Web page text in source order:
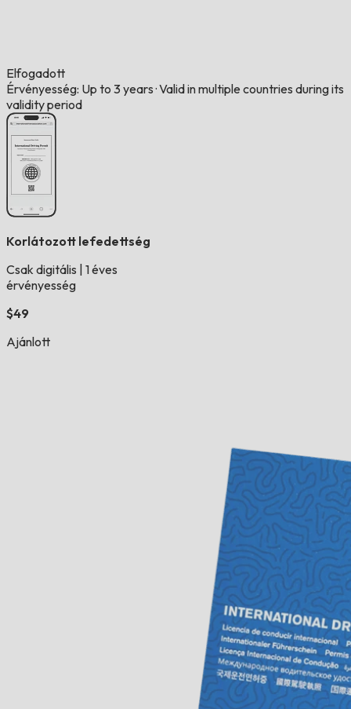
Elfogadott
Érvényesség: Up to 3 years ·Valid in multiple countries during its
validity period
Korlátozott lefedettség
Csak digitális 1 éves
érvényesség
$49
Ajánlott